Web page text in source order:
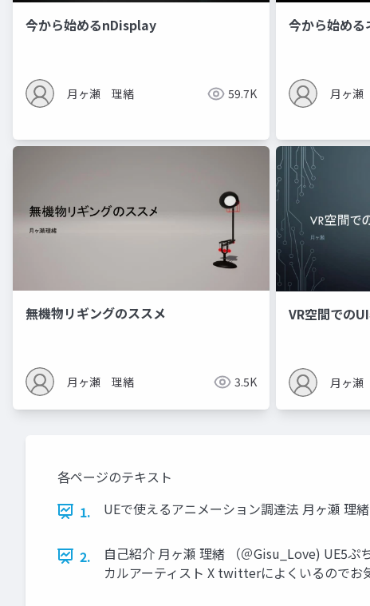
今から始めるnDisplay
月ヶ瀬 理緒 59.7K
今から始める
月ヶ
無機物リギングのススメ
月ヶ瀬 理緒 3.5K
VR空間での
月ヶ
各ページのテキスト
1.
UEで使えるアニメーション調達法 月ヶ瀬 理緒
2.
自己紹介 月ヶ瀬 理緒 （＠Gisu_Love) UE5
カルアーティスト X twitterによくいるのでお